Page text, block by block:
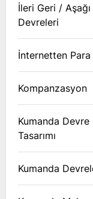
İleri Geri /
Devreleri
İnternetten
Kompanzasyon
Kumanda Devre
Tasarımı
Kumanda